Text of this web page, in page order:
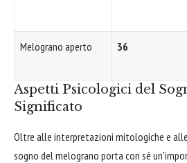
Melograno aperto 36
Aspetti Psicologici del
Significato
Oltre alle interpretazioni mitologiche e
sogno del melograno porta con sé